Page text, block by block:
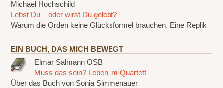
Michael Hochschild
Lebst Du – oder wirst Du gelebt?
Warum die Orden keine Glücksformel brauchen. Eine Replik
EIN BUCH, DAS MICH BEWEGT
Elmar Salmann OSB
Muss das sein? Leben im Quartett
Über das Buch von Sonia Simmenauer